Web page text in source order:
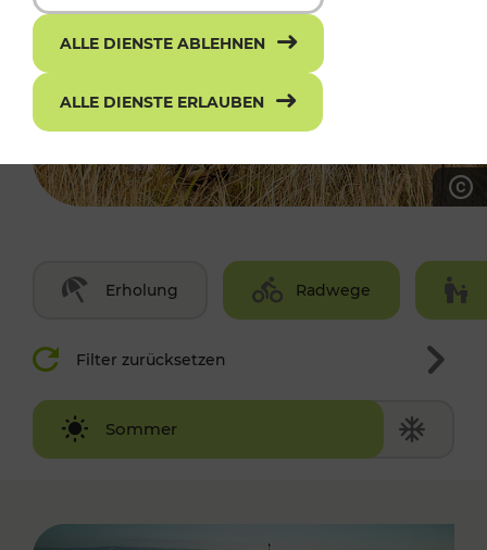
Erholung Radwege
Filter zurücksetzen
Sommer
Winter
ALLE DIENSTE ABLEHNEN
ALLE DIENSTE ERLAUBEN